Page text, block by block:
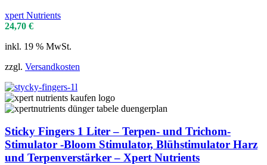
xpert Nutrients
24,70 €
inkl. 19 % MwSt.
zzgl. Versandkosten
Sticky Fingers 1 Liter – Terpen- und Trichom-
Stimulator -Bloom Stimulator, Blühstimulator Harz
und Terpenverstärker – Xpert Nutrients